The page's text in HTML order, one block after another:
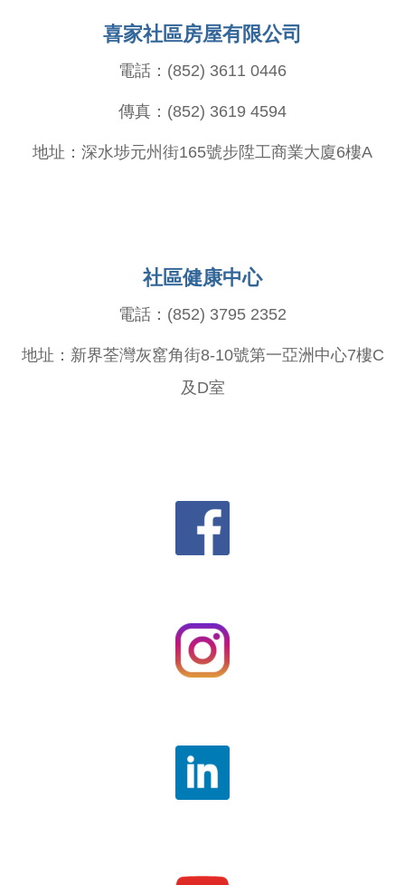
喜家社區房屋有限公司
電話：(852) 3611 0446
傳真：(852) 3619 4594
地址：深水埗元州街165號步陞工商業大廈6樓A
社區健康中心
電話：(852) 3795 2352
地址：新界荃灣灰窰角街8-10號第一亞洲中心7樓C
及D室